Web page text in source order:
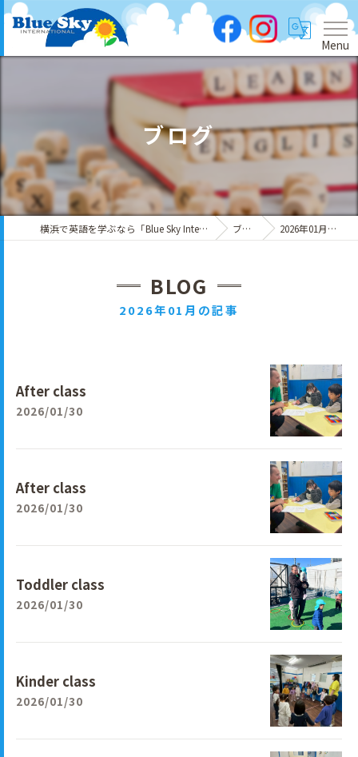
Menu
ブログ
横浜で英語を学ぶなら「Blue Sky International」 ブログ 2026年01月の記事
BLOG
2026年01月の記事
After class
2026/01/30
After class
2026/01/30
Toddler class
2026/01/30
Kinder class
2026/01/30